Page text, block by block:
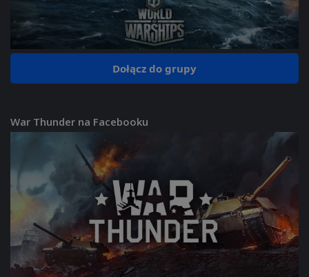
Dołącz do grupy
War Thunder na Facebooku